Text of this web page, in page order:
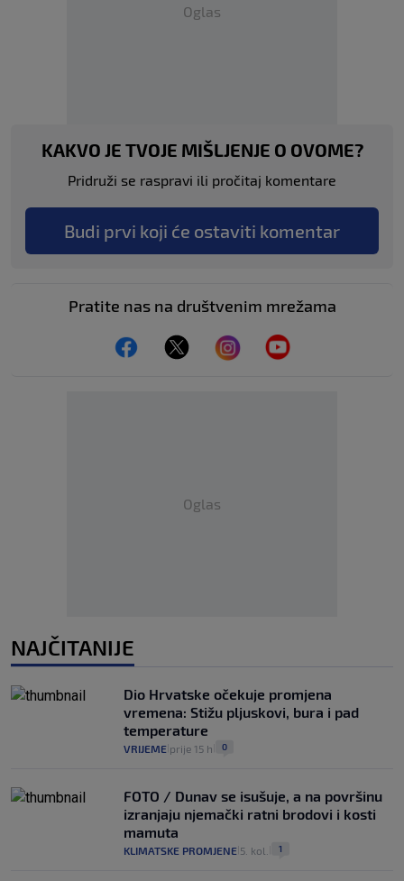
Oglas
KAKVO JE TVOJE MIŠLJENJE O OVOME?
Pridruži se raspravi ili pročitaj komentare
Budi prvi koji će ostaviti komentar
Pratite nas na društvenim mrežama
Oglas
NAJČITANIJE
Dio Hrvatske očekuje promjena
vremena: Stižu pljuskovi, bura i pad
temperature
VRIJEME prije 15 h 0
FOTO / Dunav se isušuje, a na površinu
izranjaju njemački ratni brodovi i kosti
mamuta
KLIMATSKE PROMJENE 5. kol. 1